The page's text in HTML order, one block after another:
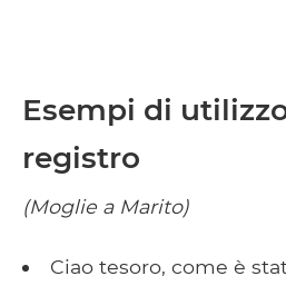
Esempi di
registro
(Moglie a Marito)
Ciao tesoro, come è